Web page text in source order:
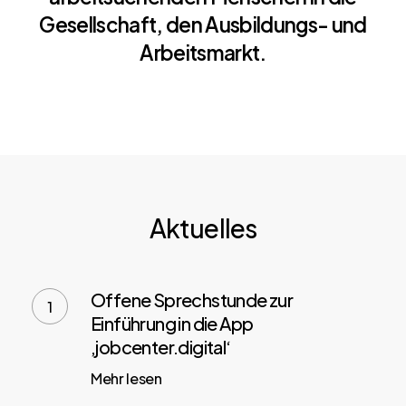
Gesellschaft, den Ausbildungs- und
Arbeitsmarkt.
Aktuelles
Sprechstunde
zur
Einführung
Offene Sprechstunde zur
Einführung in die App
‚jobcenter.digital‘
Mehr lesen